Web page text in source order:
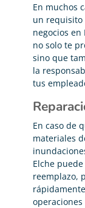
En muchos
un requisito
negocios en
no solo te
sino que
la
tus
En caso de
materiales
Elche
reemplazo,